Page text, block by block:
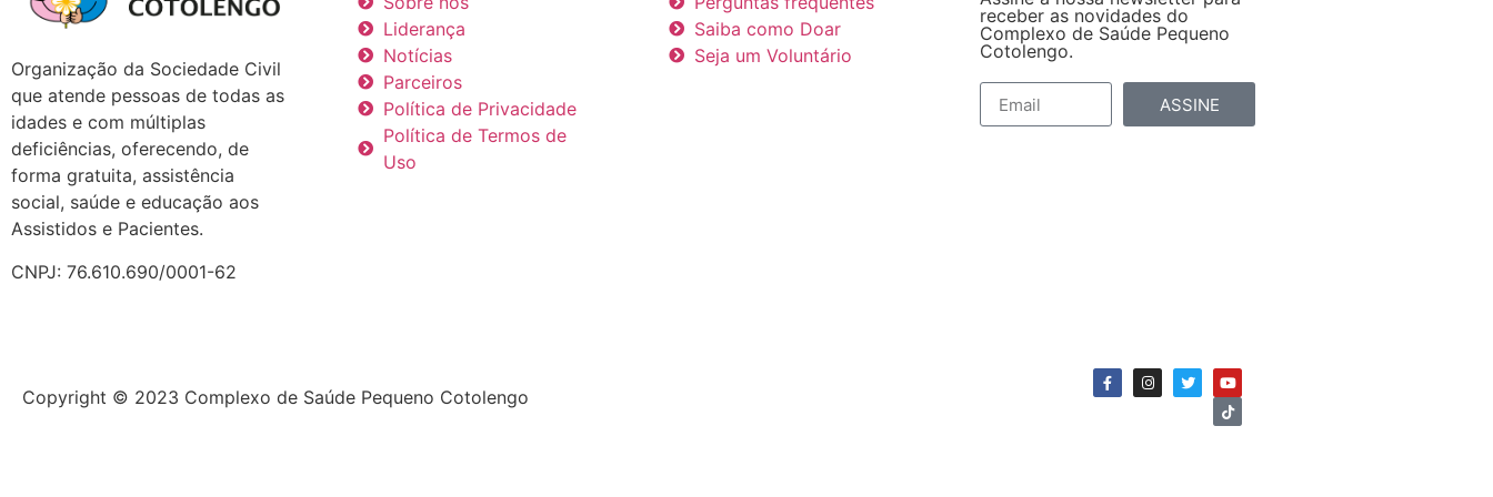
Organização da Sociedade Civil
que atende pessoas de todas as
idades e com múltiplas
deficiências, oferecendo, de
forma gratuita, assistência
social, saúde e educação aos
Assistidos e Pacientes.
CNPJ: 76.610.690/0001-62
Liderança
Notícias
Parceiros
Política de Privacidade
Política de Termos de
Uso
Saiba como Doar
Seja um Voluntário
receber as novidades do
Complexo de Saúde Pequeno
Cotolengo.
ASSINE
Copyright © 2023 Complexo de Saúde Pequeno Cotolengo